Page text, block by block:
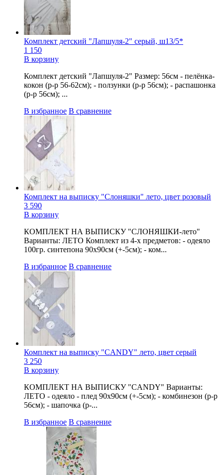
Комплект детский "Лапшуля-2" серый, ш13/5*
1 150
В корзину
Комплект детский "Лапшуля-2" Размер: 56см - пелёнка-
кокон (р-р 56-62см); - ползунки (р-р 56см); - распашонка
(р-р 56см); ...
В избранное В сравнение
Комплект на выписку "Слоняшки" лето, цвет розовый
3 590
В корзину
КОМПЛЕКТ НА ВЫПИСКУ "СЛОНЯШКИ-лето"
Варианты: ЛЕТО Комплект из 4-х предметов: - одеяло
100гр. синтепона 90х90см (+-5см); - ком...
В избранное В сравнение
Комплект на выписку "CANDY" лето, цвет серый
3 250
В корзину
КОМПЛЕКТ НА ВЫПИСКУ "CANDY" Варианты:
ЛЕТО - одеяло - плед 90х90см (+-5см); - комбинезон (р-р
56см); - шапочка (р-...
В избранное В сравнение